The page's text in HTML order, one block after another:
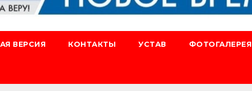
ВЕРСИЯ КОНТАКТЫ УСТАВ ФОТОГАЛЕРЕЯ